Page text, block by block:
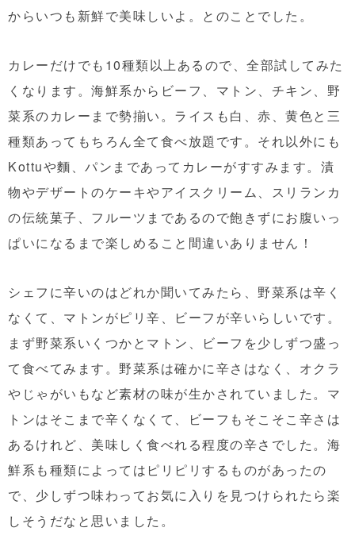
からいつも新鮮で美味しいよ。とのことでした。
カレーだけでも10種類以上あるので、全部試してみた
くなります。海鮮系からビーフ、マトン、チキン、野
菜系のカレーまで勢揃い。ライスも白、赤、黄色と三
種類あってもちろん全て食べ放題です。それ以外にも
Kottuや麵、パンまであってカレーがすすみます。漬
物やデザートのケーキやアイスクリーム、スリランカ
の伝統菓子、フルーツまであるので飽きずにお腹いっ
ぱいになるまで楽しめること間違いありません！
シェフに辛いのはどれか聞いてみたら、野菜系は辛く
なくて、マトンがピリ辛、ビーフが辛いらしいです。
まず野菜系いくつかとマトン、ビーフを少しずつ盛っ
て食べてみます。野菜系は確かに辛さはなく、オクラ
やじゃがいもなど素材の味が生かされていました。マ
トンはそこまで辛くなくて、ビーフもそこそこ辛さは
あるけれど、美味しく食べれる程度の辛さでした。海
鮮系も種類によってはピリピリするものがあったの
で、少しずつ味わってお気に入りを見つけられたら楽
しそうだなと思いました。